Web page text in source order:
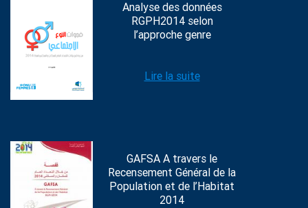
Analyse des données
RGPH2014 selon
l’approche genre
Lire la suite
GAFSA A travers le
Recensement Général de la
Population et de l’Habitat
2014